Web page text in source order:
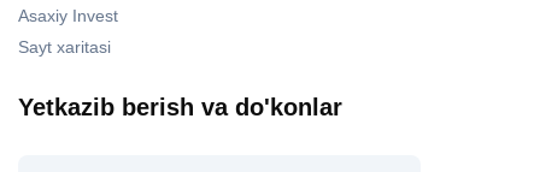
Asaxiy Invest
Sayt xaritasi
Yetkazib berish va do'konlar